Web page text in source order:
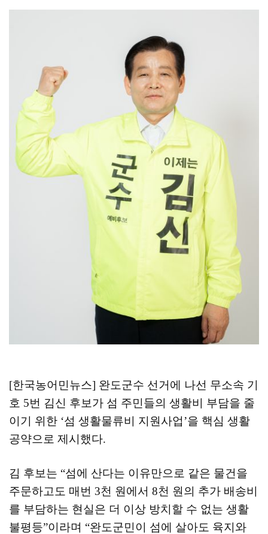
[한국농어민뉴스] 완도군수 선거에 나선 무소속 기
호 5번 김신 후보가 섬 주민들의 생활비 부담을 줄
이기 위한 ‘섬 생활물류비 지원사업’을 핵심 생활
공약으로 제시했다.
김 후보는 “섬에 산다는 이유만으로 같은 물건을
주문하고도 매번 3천 원에서 8천 원의 추가 배송비
를 부담하는 현실은 더 이상 방치할 수 없는 생활
불평등”이라며 “완도군민이 섬에 살아도 육지와